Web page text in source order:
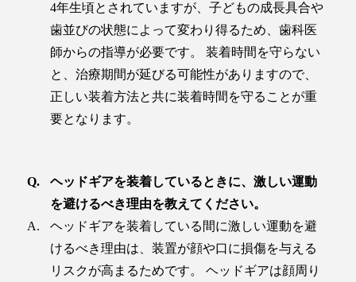
4年生頃とされていますが、子どもの成長具合や
歯並びの状態によって変わり得るため、歯科医
師からの指導が必要です。 装着時間を守らない
と、治療期間が延びる可能性がありますので、
正しい装着方法と共に装着時間を守ることが重
要となります。
ヘッドギアを装着しているときに、激しい運動
を避けるべき理由を教えてください。
ヘッドギアを装着している間に激しい運動を避
けるべき理由は、装置が顔や口に損傷を与える
リスクが高まるためです。 ヘッドギアは顔周り